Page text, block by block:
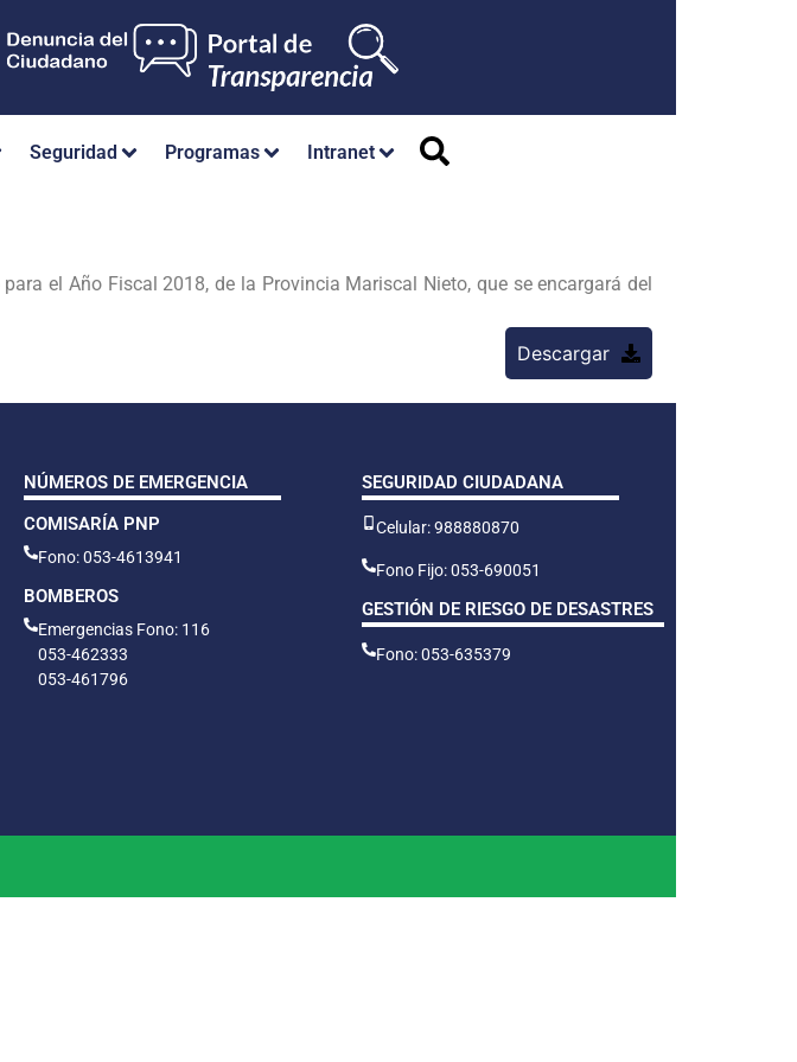
Seguridad Programas Intranet
el Año Fiscal 2018, de la Provincia Mariscal Nieto, que se encargará del
Descargar
NÚMEROS DE EMERGENCIA
COMISARÍA PNP
Fono: 053-4613941
BOMBEROS
Emergencias Fono: 116
053-462333
053-461796
SEGURIDAD CIUDADANA
Celular: 988880870
Fono Fijo: 053-690051
GESTIÓN DE RIESGO DE DESASTRES
Fono: 053-635379